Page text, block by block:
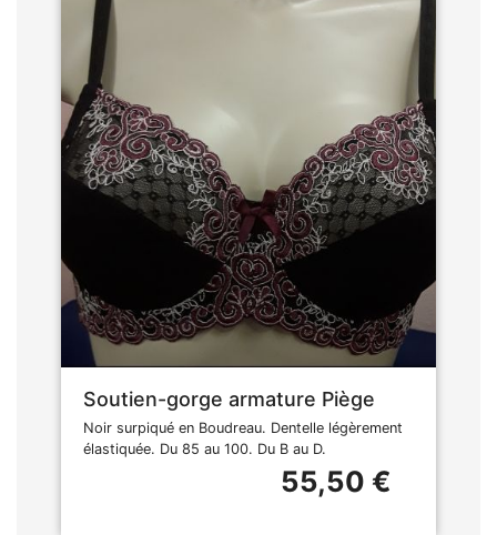
Soutien-gorge armature Piège
Noir surpiqué en Boudreau. Dentelle légèrement
élastiquée. Du 85 au 100. Du B au D.
55,50 €